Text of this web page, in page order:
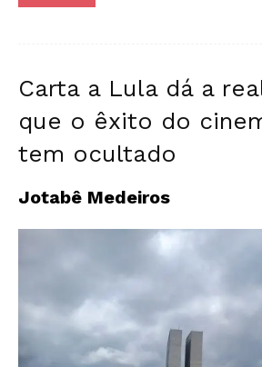
Carta a Lula dá a
que o êxito do
tem ocultado
Jotabê Medeiros